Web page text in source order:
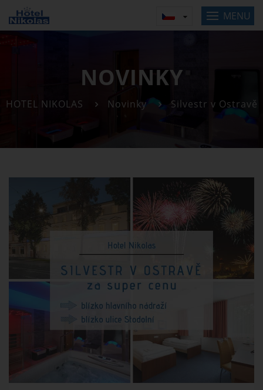
MENU
NOVINKY
HOTEL NIKOLAS Novinky Silvestr v Ostravě